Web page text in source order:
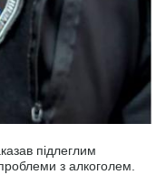
підлеглим
з алкоголем.